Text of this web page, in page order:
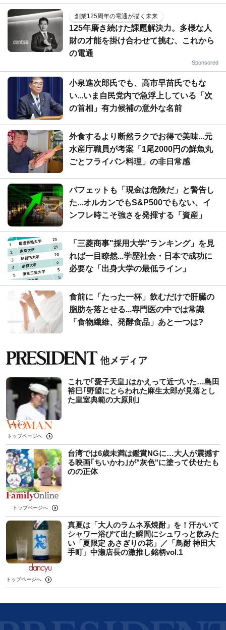
創業125周年の電通が描く未来
125年磨き続けた課題解決力。多様な人
財の才能を掛け合わせて挑む、これから
の電通
Sponsored
小泉進次郎氏でも、高市早苗氏でもな
い...いま自民党内で急浮上している「次
の首相」有力候補の意外な名前
外食するより断然ラクでお得で美味...元
水産庁職員が考案「1尾2000円の鮮魚丸
ごとフライパン料理」の非日常感
バフェットも「現金は危険だ」と警告し
た...オルカンでもS&P500でもない、イ
ンフレ時こそ強さを発揮する「資産」
「三菱商事"採用大学"ランキング」を見
れば一目瞭然...学歴社会・日本で成功に
必要な「出身大学の最低ライン」
食前に「たった一杯」飲むだけで肝臓の
脂肪を落とせる...専門医の中では常識
「食物繊維、発酵食品」あと一つは?
これで｢愛子天皇｣はかえって近づいた…島田
裕巳｢野望にとらわれた麻生太郎が見落とし
た皇室典範の大原則｣
トップページへ
台湾では6歳未満は鑑賞NGに…大人が震撼す
る映画｢ちいかわ｣が"灰色"に塗って伏せたも
のの正体
トップページへ
真夏は「大人のラムネ系焼酎」を！汗かいて
シャワー浴びて出た瞬間にシュワっと飲みた
い「夏限定 あさぎりの花」／「鳥酎 神田大
手町」中瀬店長の激推し銘柄vol.1
トップページへ